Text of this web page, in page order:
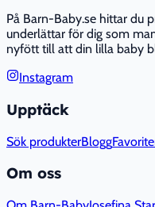
På Barn-Baby.se hittar du
underlättar för dig som
nyfött till att din lilla baby
Instagram
Upptäck
Sök produkterBlogg
Om oss